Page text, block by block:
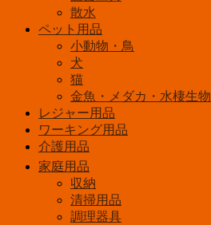
散水
ペット用品
小動物・鳥
犬
猫
金魚・メダカ・水棲生物
レジャー用品
ワーキング用品
介護用品
家庭用品
収納
清掃用品
調理器具